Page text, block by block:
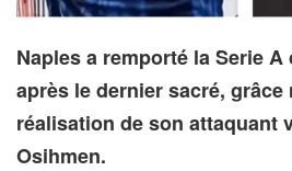
Naples a remporté la Serie A
après le dernier sacré, grâce
réalisation de son attaquant
Osihmen.